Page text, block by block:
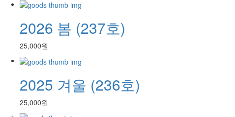
2026 봄 (237호)
25,000원
2025 겨울 (236호)
25,000원